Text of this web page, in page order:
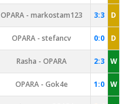
OPARA - markostam123 3:3 D
OPARA - stefancv 0:0 D
Rasha - OPARA 2:3 W
OPARA - Gok4e 1:0 W